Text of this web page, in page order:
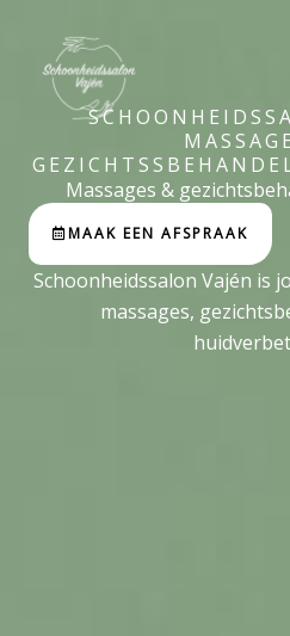
inhoud
Massages &
MAAK EEN AFSPRAAK
Schoonheidssalon Vajén is
massages,